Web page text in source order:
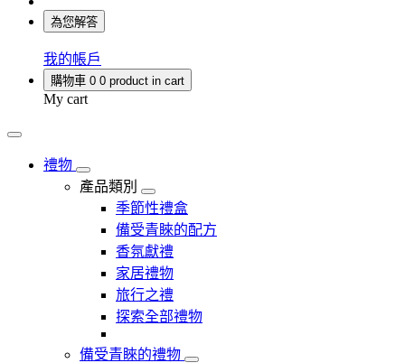
為您解答
我的帳戶
購物車 0 0 product in cart
My cart
禮物
產品類別
季節性禮盒
備受青睞的配方
香氛獻禮
家居禮物
旅行之禮
探索全部禮物
備受青睞的禮物